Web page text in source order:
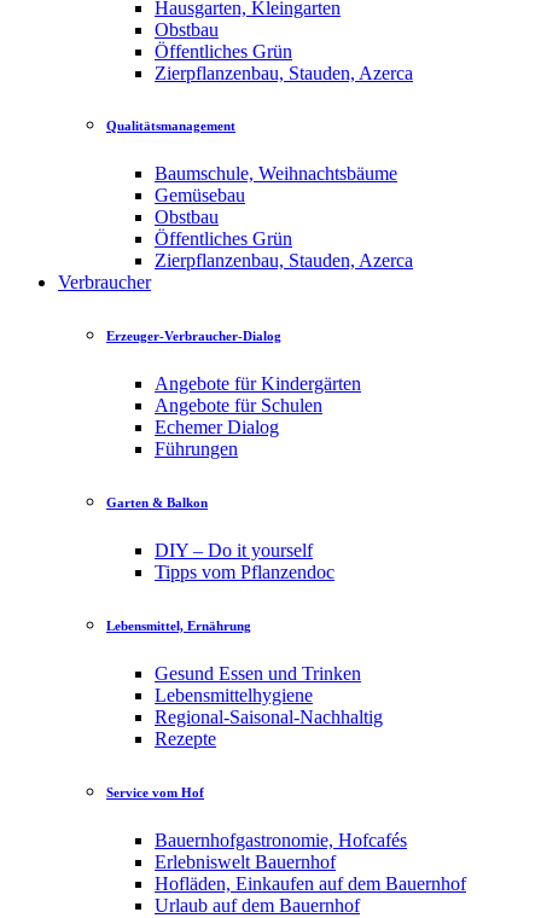
Hausgarten, Kleingarten
Obstbau
Öffentliches Grün
Zierpflanzenbau, Stauden, Azerca
Qualitätsmanagement
Baumschule, Weihnachtsbäume
Gemüsebau
Obstbau
Öffentliches Grün
Zierpflanzenbau, Stauden, Azerca
Verbraucher
Erzeuger-Verbraucher-Dialog
Angebote für Kindergärten
Angebote für Schulen
Echemer Dialog
Führungen
Garten & Balkon
DIY – Do it yourself
Tipps vom Pflanzendoc
Lebensmittel, Ernährung
Gesund Essen und Trinken
Lebensmittelhygiene
Regional-Saisonal-Nachhaltig
Rezepte
Service vom Hof
Bauernhofgastronomie, Hofcafés
Erlebniswelt Bauernhof
Hofläden, Einkaufen auf dem Bauernhof
Urlaub auf dem Bauernhof